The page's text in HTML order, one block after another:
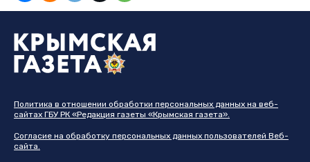
Политика в отношении обработки персональных данных на веб-
сайтах ГБУ РК «Редакция газеты «Крымская газета».
Согласие на обработку персональных данных пользователей Веб-
сайта.